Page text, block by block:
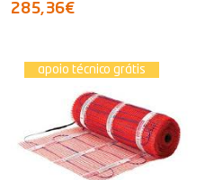
285,36€
apoio técnico grátis